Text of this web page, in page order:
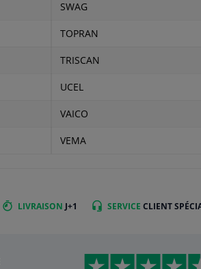
SWAG
TOPRAN
TRISCAN
UCEL
VAICO
VEMA
LIVRAISON J+1 SERVICE CLIENT